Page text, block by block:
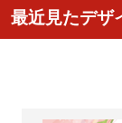
最近見たデザ